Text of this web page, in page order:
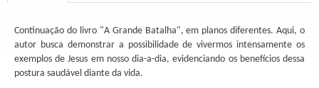
Continuação do livro "A Grande Batalha", em planos diferentes. Aqui, o
autor busca demonstrar a possibilidade de vivermos intensamente os
exemplos de Jesus em nosso dia-a-dia, evidenciando os benefícios dessa
postura saudável diante da vida.